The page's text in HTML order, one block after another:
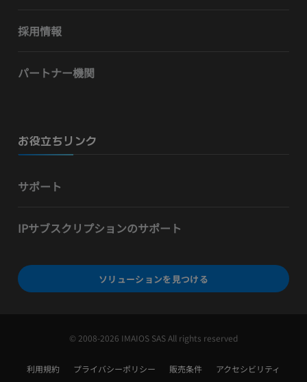
採用情報
パートナー機関
お役立ちリンク
サポート
IPサブスクリプションのサポート
ソリューションを見つける
© 2008-2026 IMAIOS SAS All rights reserved
利用規約 プライバシーポリシー 販売条件 アクセシビリティ